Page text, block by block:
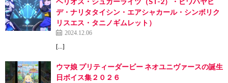
デ・ナリタタイシン・エアシャカール・シンボリク
リスエス・タニノギムレット）
2024.12.06
[…]
ウマ娘 プリティーダービー ネオユニヴァースの誕生
日ボイス集２０２６